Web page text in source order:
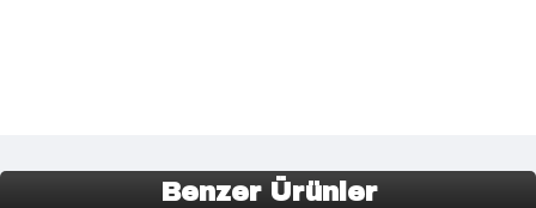
Benzer Ürünler